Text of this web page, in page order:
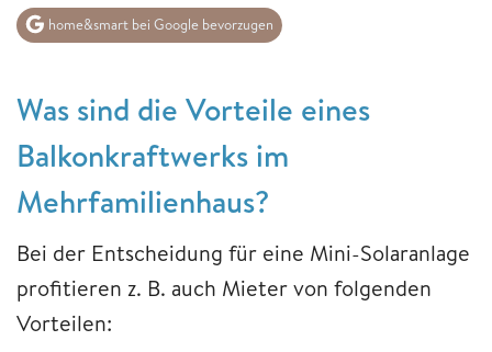
home&smart bei Google bevorzugen
Was sind die Vorteile eines
Balkonkraftwerks im
Mehrfamilienhaus?
Bei der Entscheidung für eine Mini-Solaranlage
profitieren z. B. auch Mieter von folgenden
Vorteilen: